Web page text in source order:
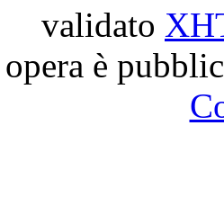
validato
opera è